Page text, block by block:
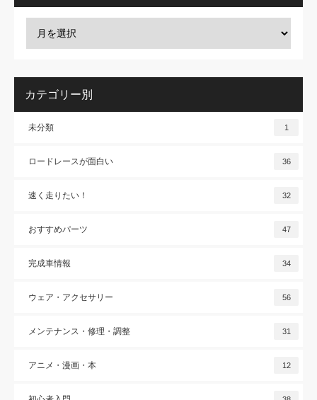
カテゴリー別
未分類 1
ロードレースが面白い 36
速く走りたい！ 32
おすすめパーツ 47
完成車情報 34
ウェア・アクセサリー 56
メンテナンス・修理・調整 31
アニメ・漫画・本 12